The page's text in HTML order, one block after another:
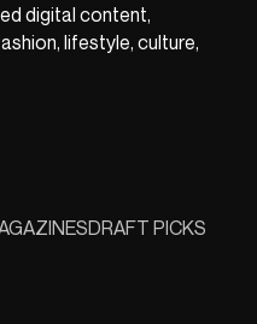
digital content,
lifestyle, culture,
DRAFT PICKS